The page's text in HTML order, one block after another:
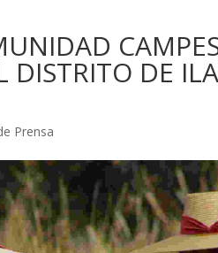
DISTRITO DE
Prensa